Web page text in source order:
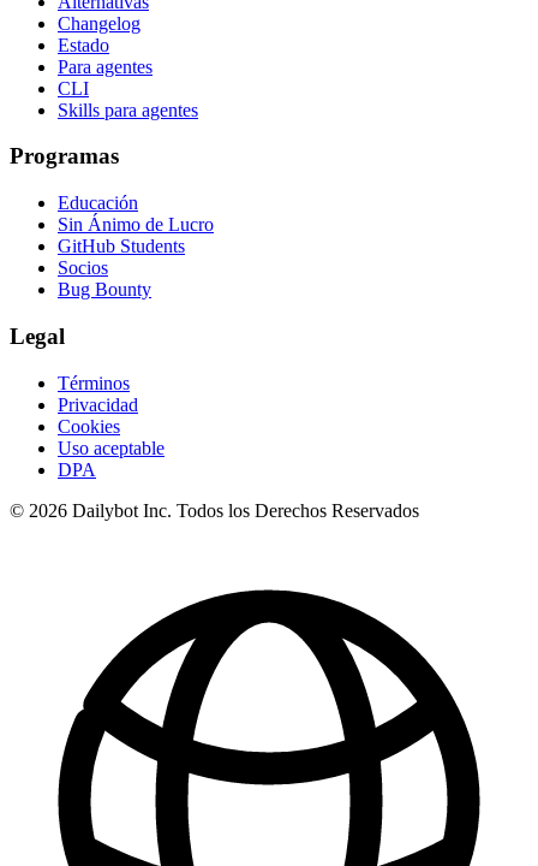
Changelog
Estado
Para agentes
CLI
Skills para agentes
Programas
Educación
Sin Ánimo de Lucro
GitHub Students
Socios
Bug Bounty
Legal
Términos
Privacidad
Cookies
Uso aceptable
DPA
© 2026 Dailybot Inc. Todos los Derechos Reservados